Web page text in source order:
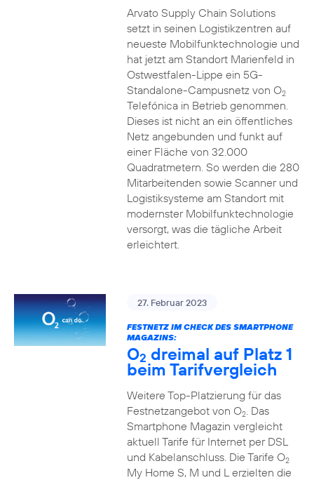
Arvato Supply Chain Solutions
setzt in seinen Logistikzentren auf
neueste Mobilfunktechnologie und
hat jetzt am Standort Marienfeld in
Ostwestfalen-Lippe ein 5G-
Standalone-Campusnetz von O2
Telefónica in Betrieb genommen.
Dieses ist nicht an ein öffentliches
Netz angebunden und funkt auf
einer Fläche von 32.000
Quadratmetern. So werden die 280
Mitarbeitenden sowie Scanner und
Logistiksysteme am Standort mit
modernster Mobilfunktechnologie
versorgt, was die tägliche Arbeit
erleichtert.
27. Februar 2023
FESTNETZ IM CHECK DES SMARTPHONE
MAGAZINS:
O2 dreimal auf Platz 1
beim Tarifvergleich
Weitere Top-Platzierung für das
Festnetzangebot von O2. Das
Smartphone Magazin vergleicht
aktuell Tarife für Internet per DSL
und Kabelanschluss. Die Tarife O2
My Home S, M und L erzielten die